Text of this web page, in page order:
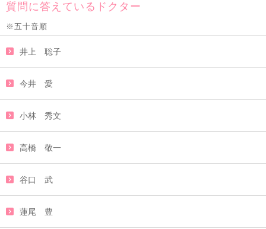
質問に答えているドクター
※五十音順
井上 聡子
今井 愛
小林 秀文
高橋 敬一
谷口 武
蓮尾 豊